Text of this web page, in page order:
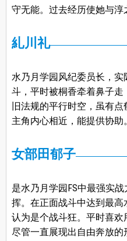
守无能。过去经历使她与淳
糺川礼
水乃月学园风纪委员长，实
斗，平时被桐香牵着鼻子
旧法规的平行时空，虽有
主角内心相近，能提供协助。
女部田郁子
是水乃月学园FS中最强实
挥。在正面战斗中达到最
认为是个战斗狂。平时喜欢
尽管一直展现出自由奔放